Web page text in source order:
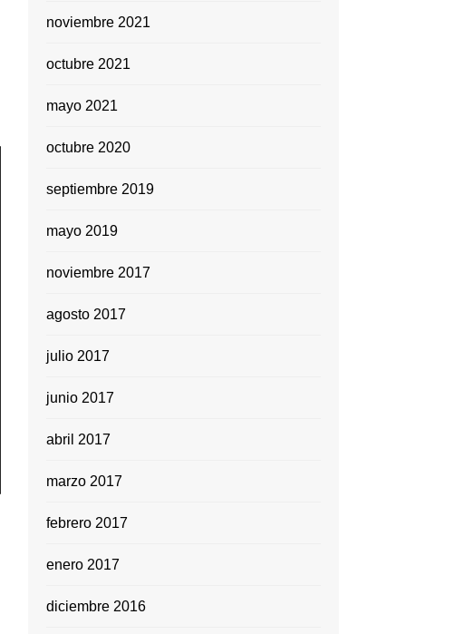
noviembre 2021
octubre 2021
mayo 2021
octubre 2020
septiembre 2019
mayo 2019
noviembre 2017
agosto 2017
julio 2017
junio 2017
abril 2017
marzo 2017
febrero 2017
enero 2017
diciembre 2016